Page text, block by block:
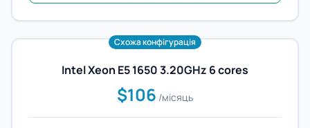
Схожа конфігурація
Intel Xeon E5 1650 3.20GHz 6 cores
$106 /місяць